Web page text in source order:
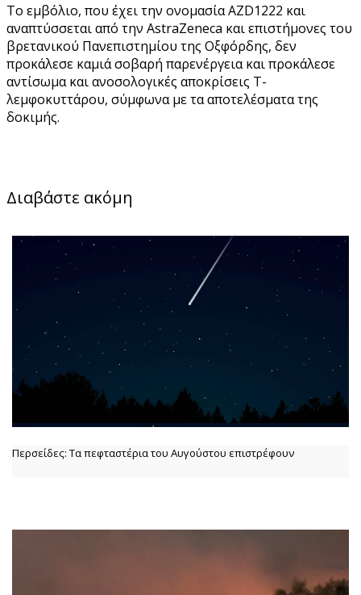
Το εμβόλιο, που έχει την ονομασία AZD1222 και
αναπτύσσεται από την AstraZeneca και επιστήμονες του
βρετανικού Πανεπιστημίου της Οξφόρδης, δεν
προκάλεσε καμιά σοβαρή παρενέργεια και προκάλεσε
αντίσωμα και ανοσολογικές αποκρίσεις Τ-
λεμφοκυττάρου, σύμφωνα με τα αποτελέσματα της
δοκιμής.
Διαβάστε ακόμη
Περσείδες: Τα πεφταστέρια του Αυγούστου επιστρέφουν